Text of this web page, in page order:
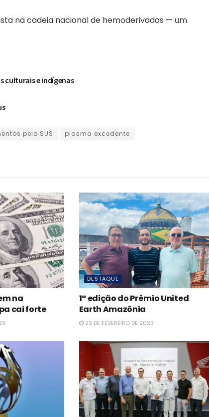
na cadeia nacional de hemoderivados — um
culturais e indígenas
pelo SUS plasma excedente
na
cai forte
DESTAQUE
1ª edição do Prêmio United
Earth Amazônia
23 DE FEVEREIRO DE 2023